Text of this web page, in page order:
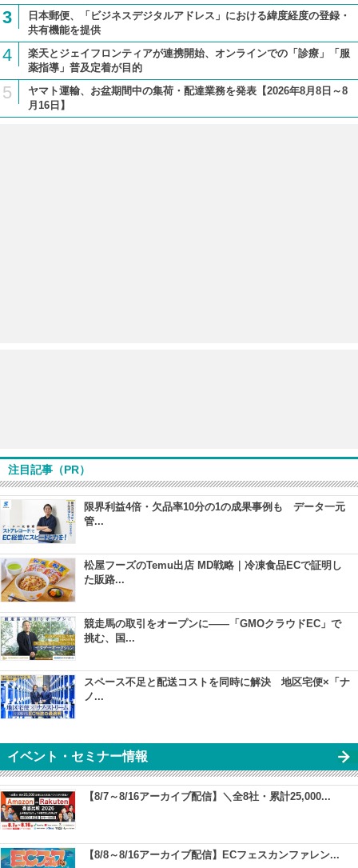
3
日本郵便、「ビジネスデジタルアドレス」における緯度経度の登録・
共有機能を提供
4
楽天とジェイフロンティアが連携開始、オンラインでの「診療」「服
薬指導」普及定着が目的
5
ヤマト運輸、お盆期間中の集荷・配達業務を発表【2026年8月8日～8
月16日】
注目記事（PR）
限界利益4倍・欠品率10分の1の成果事例も データ一元
管...
松屋フーズのTemu出店 MD戦略｜冷凍食品ECで証明し
た販路...
競走馬の取引をオープンに――「GMOクラウドEC」で
挑む、国...
スペース不足と配送コストを同時に解決 地区宅便×「ナ
ノ...
イベント・セミナー情報
【8/7～8/16アーカイブ配信】＼全8社・累計25,000...
【8/8～8/16アーカイブ配信】ECフェスカンファレン...